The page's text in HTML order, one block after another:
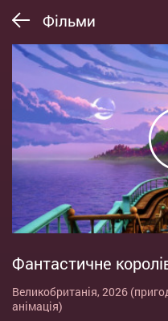
Фільми
Фантастичне
Великобританія, 2026
анімація)